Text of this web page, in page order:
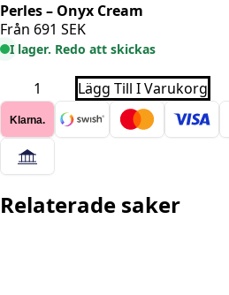
Perles – Onyx Cream
Från 691 SEK
I lager. Redo att skickas
Perles
Onyx
Cream
mängd
Lägg Till I Varukorg
Klarna.
Relaterade saker